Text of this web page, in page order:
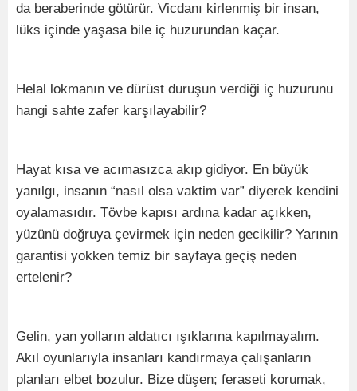
da beraberinde götürür. Vicdanı kirlenmiş bir insan,
lüks içinde yaşasa bile iç huzurundan kaçar.
Helal lokmanın ve dürüst duruşun verdiği iç huzurunu
hangi sahte zafer karşılayabilir?
Hayat kısa ve acımasızca akıp gidiyor. En büyük
yanılgı, insanın “nasıl olsa vaktim var” diyerek kendini
oyalamasıdır. Tövbe kapısı ardına kadar açıkken,
yüzünü doğruya çevirmek için neden gecikilir? Yarının
garantisi yokken temiz bir sayfaya geçiş neden
ertelenir?
Gelin, yan yolların aldatıcı ışıklarına kapılmayalım.
Akıl oyunlarıyla insanları kandırmaya çalışanların
planları elbet bozulur. Bize düşen; feraseti korumak,